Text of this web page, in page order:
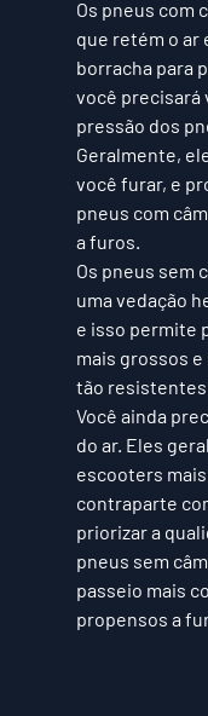
Os pneus com
que retém o ar
borracha para
você
pressão dos
Geralmente,
você furar, e
pneus com
a furos.
Os pneus sem
uma vedação
e isso permite
mais grossos
tão resistentes
Você ainda
do ar. Eles
escooters
contraparte
priorizar a
pneus sem
passeio mais
propensos a